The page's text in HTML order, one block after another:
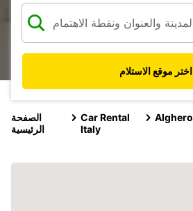
اختر موقع الاستلام
الصفحة
الرئيسية
Car Rental
Italy
Alghero